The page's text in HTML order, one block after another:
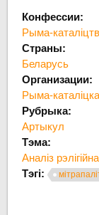
Конфессии:
Рыма-
Страны:
Беларусь
Организации:
Рыма-
Рубрыка:
Артыкул
Тэма:
Аналіз
Тэгі: